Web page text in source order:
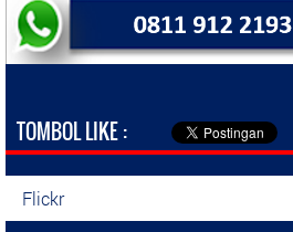
TOMBOL LIKE :
Flickr